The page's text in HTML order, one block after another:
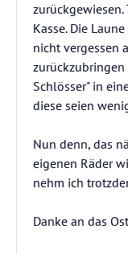
Kasse. Die
nicht vergessen
Schlösser" in
diese seien
Nun denn, das
eigenen Räder
nehm ich
Danke an das